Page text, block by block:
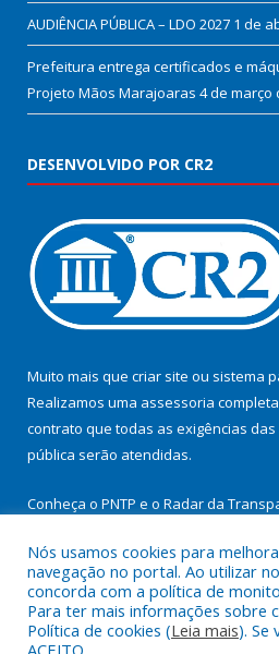
AUDIÊNCIA PÚBLICA – LDO 2027 1 de
Prefeitura entrega certificados e
Projeto Mãos Marajoaras 4 de março
DESENVOLVIDO POR CR2
Muito mais que criar site ou sistema
Realizamos uma assessoria
contrato que todas as exigências das
pública serão atendidas.
Conheça o PNTP e o Radar da
Todos os direitos reservados a
Cachoeira do
Nós usamos cookies para
navegação no portal. Ao utilizar
concorda com a política de
Para ter mais informações sobre
Política de cookies (Leia mais). Se
ACEITO.